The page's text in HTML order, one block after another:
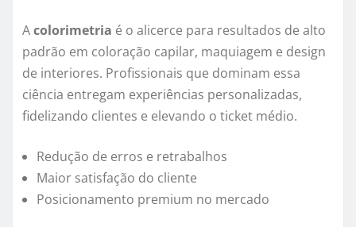
Acolorimetria é o alicerce para resultados de alto
padrão em coloração capilar, maquiagem e design
de interiores. Profissionais que dominam essa
ciência entregam experiências personalizadas,
fidelizando clientes e elevando o ticket médio.
Redução de erros e retrabalhos
Maior satisfação do cliente
Posicionamento premium no mercado